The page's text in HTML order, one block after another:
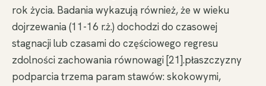
rok życia. Badania wykazują również, że w wieku
dojrzewania (11-16 r.ż.) dochodzi do czasowej
stagnacji lub czasami do częściowego regresu
zdolności zachowania równowagi [21].płaszczyzny
podparcia trzema param stawów: skokowymi,